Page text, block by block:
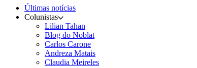
Últimas notícias
Colunistas
Lilian Tahan
Blog do Noblat
Carlos Carone
Andreza Matais
Claudia Meireles